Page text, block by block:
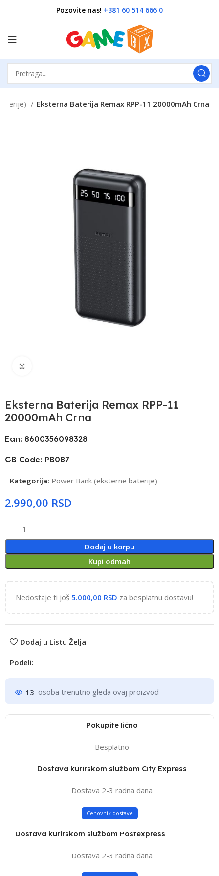
Pozovite nas! +381 60 514 666 0
Eksterna Baterija Remax RPP-11 20000mAh Crna
Eksterna Baterija Remax RPP-11
20000mAh Crna
Ean: 8600356098328
GB Code: PB087
Kategorija: Power Bank (eksterne baterije)
RSD
Dodaj u korpu
Kupi odmah
Nedostaje ti još 5.000,00 RSD za besplatnu dostavu!
Dodaj u Listu Želja
Podeli:
13 osoba trenutno gleda ovaj proizvod
Pokupite lično
Besplatno
Dostava kurirskom službom City Express
Dostava 2-3 radna dana
Cenovnik dostave
Dostava kurirskom službom Postexpress
Dostava 2-3 radna dana